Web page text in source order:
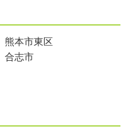
熊本市東区
合志市